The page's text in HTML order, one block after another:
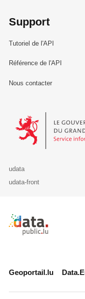
Support
Tutoriel de l'API
Référence de l'API
Nous contacter
Le Gouvernement du
udata
udata-front
Retour à l'accueil
Geoportail.lu